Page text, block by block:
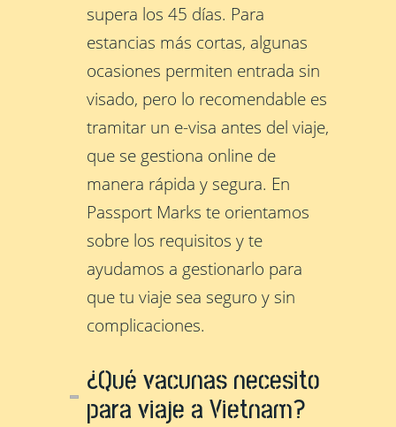
supera los 45 días. Para
estancias más cortas, algunas
ocasiones permiten entrada sin
visado, pero lo recomendable es
tramitar un e-visa antes del viaje,
que se gestiona online de
manera rápida y segura. En
Passport Marks te orientamos
sobre los requisitos y te
ayudamos a gestionarlo para
que tu viaje sea seguro y sin
complicaciones.
¿Qué vacunas necesito
para viaje a Vietnam?